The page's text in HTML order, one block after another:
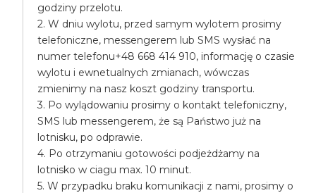
godziny przelotu.
2. W dniu wylotu, przed samym wylotem prosimy
telefoniczne, messengerem lub SMS wysłać na
numer telefonu+48 668 414 910, informację o czasie
wylotu i ewnetualnych zmianach, wówczas
zmienimy na nasz koszt godziny transportu.
3. Po wylądowaniu prosimy o kontakt telefoniczny,
SMS lub messengerem, że są Państwo już na
lotnisku, po odprawie.
4. Po otrzymaniu gotowości podjeżdżamy na
lotnisko w ciagu max. 10 minut.
5. W przypadku braku komunikacji z nami, prosimy o